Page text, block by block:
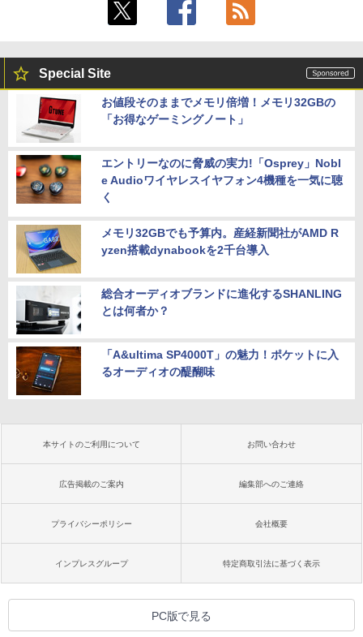
Special Site
お値段そのままでメモリ倍増！メモリ32GBの
「お得なゲーミングノート」
エントリーなのに脅威の実力!「Osprey」Nobl
e Audioワイヤレスイヤフォン4機種を一気に聴
く
メモリ32GBでも予算内。産経新聞社がAMD R
yzen搭載dynabookを2千台導入
総合オーディオブランドに進化するSHANLING
とは何者か？
「A&ultima SP4000T」の魅力！ポケットに入
るオーディオの醍醐味
本サイトのご利用について お問い合わせ
広告掲載のご案内 編集部へのご連絡
プライバシーポリシー 会社概要
インプレスグループ 特定商取引法に基づく表示
PC版で見る